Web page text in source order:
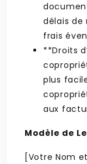
délais de
frais
**Droits
plus
aux
Modèle de
[Votre Nom